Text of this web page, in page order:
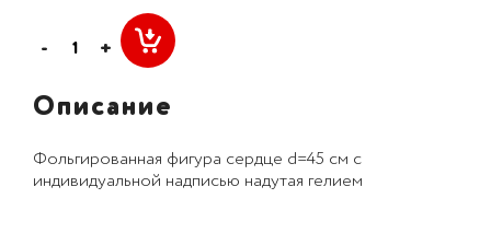
- +
Описание
Фольгированная фигура сердце d=45 см с
индивидуальной надписью надутая гелием